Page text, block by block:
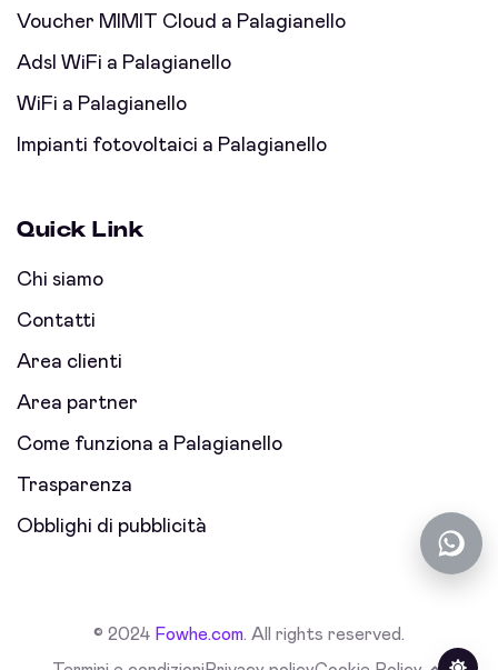
Voucher MIMIT Cloud a Palagianello
Adsl WiFi a Palagianello
WiFi a Palagianello
Impianti fotovoltaici a Palagianello
Quick Link
Chi siamo
Contatti
Area clienti
Area partner
Come funziona a Palagianello
Trasparenza
Obblighi di pubblicità
© 2024 Fowhe.com. All rights reserved.